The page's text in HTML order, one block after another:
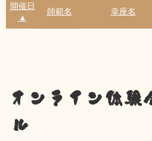
開催日
▲
師範名 幸座名
オンライン体験
ル